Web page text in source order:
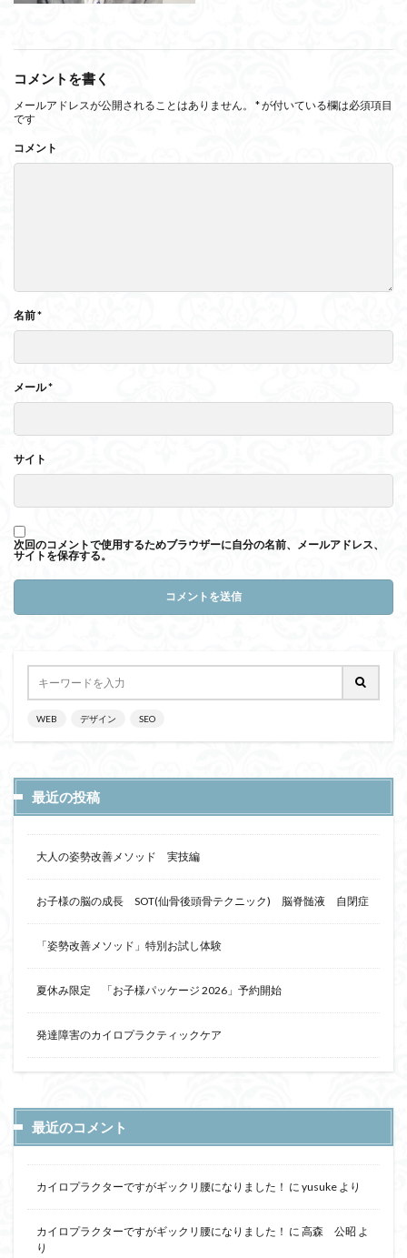
コメントを書く
メールアドレスが公開されることはありません。 *が付いている欄は必須項目
です
コメント
名前*
メール*
サイト
次回のコメントで使用するためブラウザーに自分の名前、メールアドレス、
サイトを保存する。
WEB デザイン SEO
最近の投稿
大人の姿勢改善メソッド 実技編
お子様の脳の成長 SOT(仙骨後頭骨テクニック) 脳脊髄液 自閉症
「姿勢改善メソッド」特別お試し体験
夏休み限定 「お子様パッケージ 2026」予約開始
発達障害のカイロプラクティックケア
最近のコメント
カイロプラクターですがギックリ腰になりました！ に yusuke より
カイロプラクターですがギックリ腰になりました！ に 高森 公昭 よ
り